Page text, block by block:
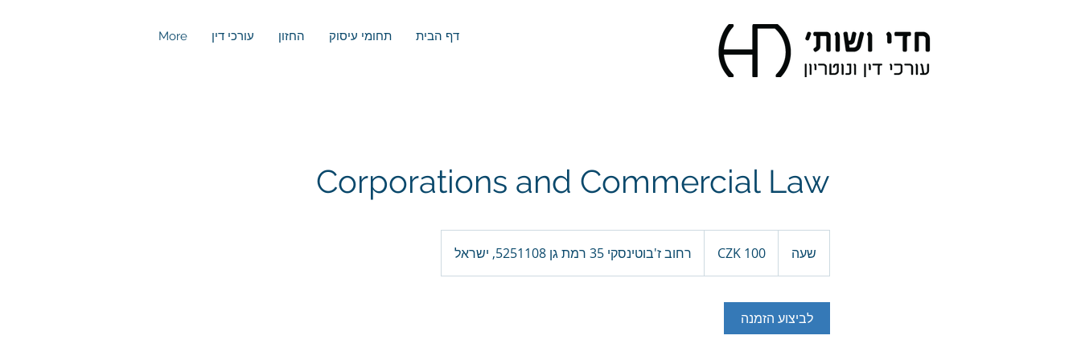
דף הבית תחומי עיסוק החזון עורכי דין More
Corporations and Commercial Law
שעה
ע
צ׳כית
רחוב ז'בוטינסקי 35 רמת גן 5251108, ישראל
לביצוע הזמנה